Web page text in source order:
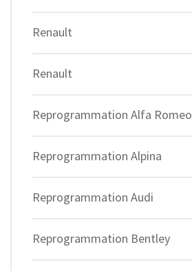
Renault
Renault
Reprogrammation Alfa Romeo
Reprogrammation Alpina
Reprogrammation Audi
Reprogrammation Bentley